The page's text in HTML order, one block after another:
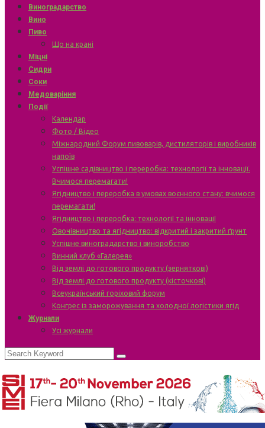
Виноградарство
Вино
Пиво
Що на крані
Міцні
Сидри
Соки
Медоваріння
Події
Календар
Фото / Відео
Міжнародний Форум пивоварів, дистиляторів і виробників
напоїв
Успішне садівництво і переробка: технології та інновації.
Вчимося перемагати!
Ягідництво і переробка в умовах воєнного стану: вчимося
перемагати!
Ягідництво і переробка: технології та інновації
Овочівництво та ягідництво: відкритий і закритий ґрунт
Успішне виноградарство і виноробство
Винний клуб «Галерея»
Від землі до готового продукту (зерняткові)
Від землі до готового продукту (кісточкові)
Всеукраїнський горіховий форум
Конгрес із заморожування та холодної логістики ягід
Журнали
Усі журнали